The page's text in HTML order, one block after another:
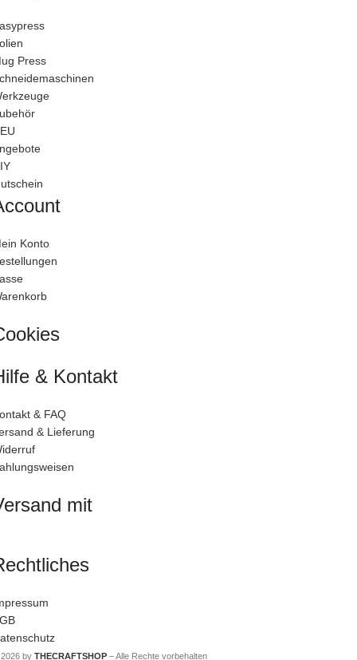
Press
Konto
& Kontakt
& FAQ
& Lieferung
mit
by THECRAFTSHOP – Alle Rechte vorbehalten